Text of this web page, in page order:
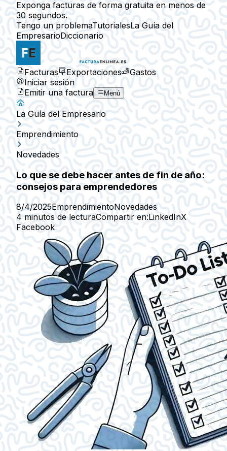
Exponga facturas de forma gratuita en menos de
30 segundos.
Tengo un problemaTutorialesLa Guía del
EmpresarioDiccionario
Facturas Exportaciones
Gastos
Iniciar sesión
Emitir una factura
Menú
La Guía del Empresario
Emprendimiento
Novedades
Lo que se debe hacer antes de fin de año:
consejos para emprendedores
8/4/2025EmprendimientoNovedades
4 minutos de lecturaCompartir en:LinkedInX
Facebook